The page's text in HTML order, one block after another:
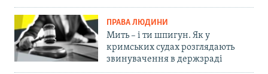
ПРАВА ЛЮДИНИ
Мить – і ти шпигун. Як у
кримських судах розглядають
звинувачення в держзраді